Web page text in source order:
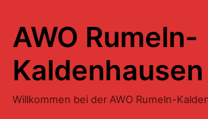
AWO Rumeln-
Kaldenhausen
Willkommen bei der AWO Rumeln-